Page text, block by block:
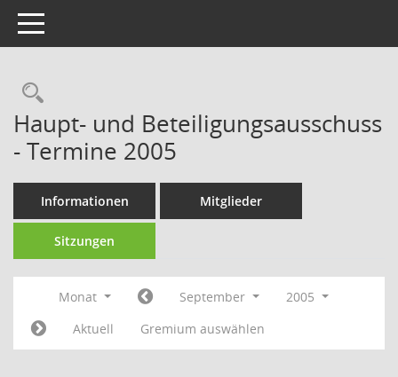
Toggle navigation
Rechercheauswahl
Haupt- und Beteiligungsausschuss
- Termine 2005
Informationen Mitglieder
Sitzungen
Monat September
2005
Aktuell
Gremium auswählen